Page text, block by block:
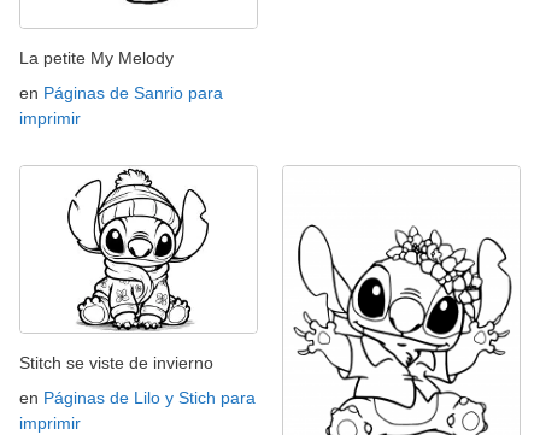
La petite My Melody
en Páginas de Sanrio para
imprimir
Stitch se viste de invierno
en Páginas de Lilo y Stich para
imprimir